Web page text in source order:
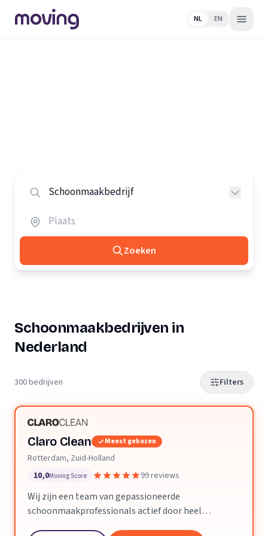
NL EN
Zoeken
Schoonmaakbedrijven in
Nederland
300 bedrijven Filters
Claro Clean Meest gekozen
Rotterdam, Zuid-Holland
10,0Moving Score 99 reviews
Wij zijn een team van gepassioneerde
schoonmaakprofessionals actief door heel